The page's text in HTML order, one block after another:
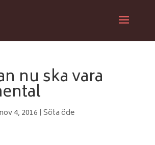
nu ska vara
nov 4, 2016 | Söta öde